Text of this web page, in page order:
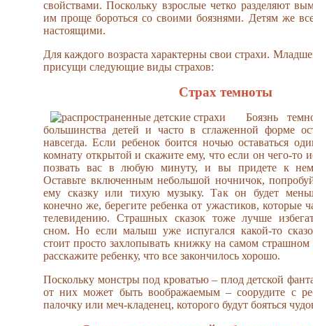
свойствами. Поскольку взрослые четко разделяют
им проще бороться со своими боязнями. Детям же
настоящими.
Для каждого возраста характерны свои страхи.
присущи следующие виды страхов:
Страх темноты
Боязнь
большинства детей и часто в сглаженной форме
навсегда. Если ребенок боится ночью оставаться
комнату открытой и скажите ему, что если он чего-то
позвать вас в любую минуту, и вы придете к
Оставьте включенным небольшой ночничок,
ему сказку или тихую музыку. Так он будет
конечно же, берегите ребенка от ужастиков, которые
телевидению. Страшных сказок тоже лучше
сном. Но если малыш уже испугался какой-то
стоит просто захлопывать книжку на самом страшном
расскажите ребенку, что все закончилось хорошо.
Поскольку монстры под кроватью – плод детской
от них может быть воображаемым – соорудите с
палочку или меч-кладенец, которого будут бояться